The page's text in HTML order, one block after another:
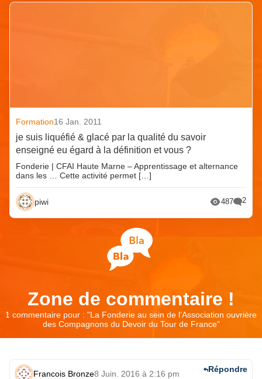
Formation16 Jan. 2011
je suis liquéfié & glacé par la qualité du savoir
enseigné eu égard à la définition et vous ?
Fonderie | CFAI Haute Marne – Apprentissage et alternance
dans les … Cette activité permet […]
piwi 487 2
Zone de commentaire !
1 commentaire pour : "La Fonderie au sein de l’Association ouvrière
des Compagnons du Devoir du Tour de France"
Francois Bronze8 Juin. 2016 à 2:16 pm Répondre